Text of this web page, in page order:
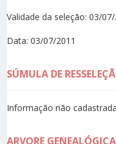
Validade da seleção: 03/
Data: 03/07/2011
SÚMULA DE
Informação não cadastrada
ARVORE